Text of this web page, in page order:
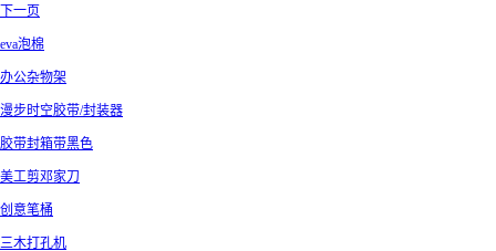
下一页
eva泡棉
办公杂物架
漫步时空胶带/封装器
胶带封箱带黑色
美工剪邓家刀
创意笔桶
三木打孔机